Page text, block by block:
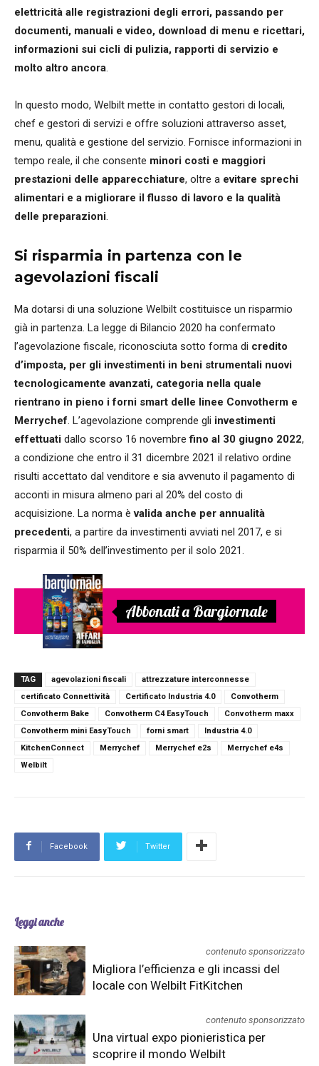
elettricità alle registrazioni degli errori, passando per
documenti, manuali e video, download di menu e ricettari,
informazioni sui cicli di pulizia, rapporti di servizio e
molto altro ancora.
In questo modo, Welbilt mette in contatto gestori di locali,
chef e gestori di servizi e offre soluzioni attraverso asset,
menu, qualità e gestione del servizio. Fornisce informazioni in
tempo reale, il che consente minori costi e maggiori
prestazioni delle apparecchiature, oltre a evitare sprechi
alimentari e a migliorare il flusso di lavoro e la qualità
delle preparazioni.
Si risparmia in partenza con le
agevolazioni fiscali
Ma dotarsi di una soluzione Welbilt costituisce un risparmio
già in partenza. La legge di Bilancio 2020 ha confermato
l’agevolazione fiscale, riconosciuta sotto forma di credito
d’imposta, per gli investimenti in beni strumentali nuovi
tecnologicamente avanzati, categoria nella quale
rientrano in pieno i forni smart delle linee Convotherm e
Merrychef. L’agevolazione comprende gli investimenti
effettuati dallo scorso 16 novembrefino al 30 giugno 2022,
a condizione che entro il 31 dicembre 2021 il relativo ordine
risulti accettato dal venditore e sia avvenuto il pagamento di
acconti in misura almeno pari al 20% del costo di
acquisizione. La norma èvalida anche per annualità
precedenti, a partire da investimenti avviati nel 2017, e si
risparmia il 50% dell’investimento per il solo 2021.
Abbonati a Bargiornale
TAG agevolazioni fiscali
attrezzature interconnesse
certificato Connettività
Certificato Industria 4.0
Convotherm
Convotherm Bake
Convotherm C4 EasyTouch
Convotherm maxx
Convotherm mini EasyTouch
forni smart
Industria 4.0
KitchenConnect
Merrychef Merrychef e2s
Merrychef e4s
Welbilt
Facebook Twitter
Leggi anche
contenuto sponsorizzato
Migliora l’efficienza e gli incassi del
locale con Welbilt FitKitchen
contenuto sponsorizzato
Una virtual expo pionieristica per
scoprire il mondo Welbilt